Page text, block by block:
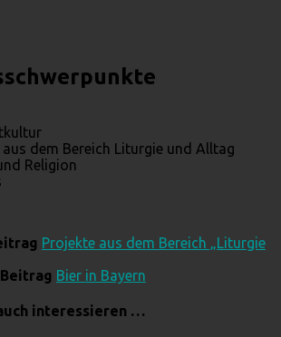
dem Bereich Liturgie und Alltag
Religion
Projekte aus dem Bereich „Liturgie
Bier in Bayern
interessieren …